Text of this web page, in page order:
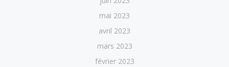
mai 2023
avril 2023
mars 2023
février 2023